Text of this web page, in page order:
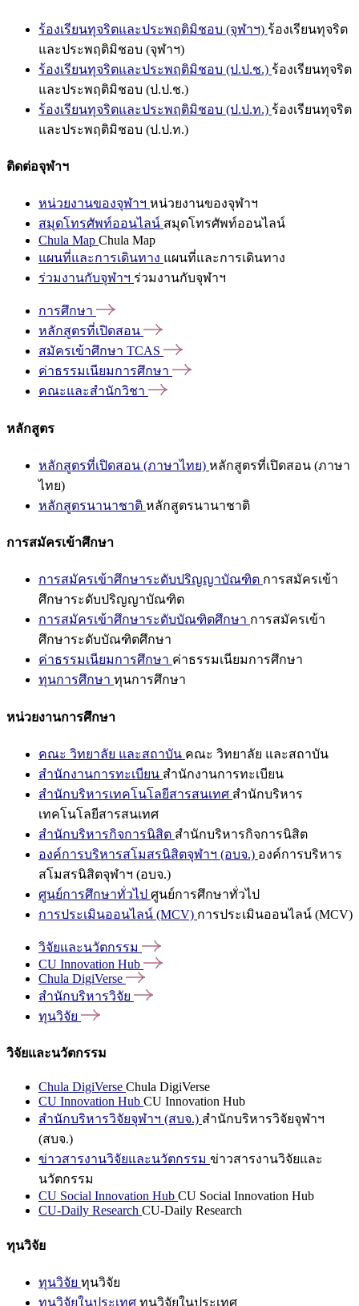
ร้องเรียนทุจริตและประพฤติมิชอบ (จุฬาฯ) ร้องเรียนทุจริต
และประพฤติมิชอบ (จุฬาฯ)
ร้องเรียนทุจริตและประพฤติมิชอบ (ป.ป.ช.) ร้องเรียนทุจริต
และประพฤติมิชอบ (ป.ป.ช.)
ร้องเรียนทุจริตและประพฤติมิชอบ (ป.ป.ท.) ร้องเรียนทุจริต
และประพฤติมิชอบ (ป.ป.ท.)
ติดต่อจุฬาฯ
หน่วยงานของจุฬาฯ หน่วยงานของจุฬาฯ
สมุดโทรศัพท์ออนไลน์ สมุดโทรศัพท์ออนไลน์
Chula Map Chula Map
แผนที่และการเดินทาง แผนที่และการเดินทาง
ร่วมงานกับจุฬาฯ ร่วมงานกับจุฬาฯ
การศึกษา
หลักสูตรที่เปิดสอน
สมัครเข้าศึกษา TCAS
ค่าธรรมเนียมการศึกษา
คณะและสำนักวิชา
หลักสูตร
หลักสูตรที่เปิดสอน (ภาษาไทย) หลักสูตรที่เปิดสอน (ภาษา
ไทย)
หลักสูตรนานาชาติ หลักสูตรนานาชาติ
การสมัครเข้าศึกษา
การสมัครเข้าศึกษาระดับปริญญาบัณฑิต การสมัครเข้า
ศึกษาระดับปริญญาบัณฑิต
การสมัครเข้าศึกษาระดับบัณฑิตศึกษา การสมัครเข้า
ศึกษาระดับบัณฑิตศึกษา
ค่าธรรมเนียมการศึกษา ค่าธรรมเนียมการศึกษา
ทุนการศึกษา ทุนการศึกษา
หน่วยงานการศึกษา
คณะ วิทยาลัย และสถาบัน คณะ วิทยาลัย และสถาบัน
สำนักงานการทะเบียน สำนักงานการทะเบียน
สำนักบริหารเทคโนโลยีสารสนเทศ สำนักบริหาร
เทคโนโลยีสารสนเทศ
สำนักบริหารกิจการนิสิต สำนักบริหารกิจการนิสิต
องค์การบริหารสโมสรนิสิตจุฬาฯ (อบจ.) องค์การบริหาร
สโมสรนิสิตจุฬาฯ (อบจ.)
ศูนย์การศึกษาทั่วไป ศูนย์การศึกษาทั่วไป
การประเมินออนไลน์ (MCV) การประเมินออนไลน์ (MCV)
วิจัยและนวัตกรรม
CU Innovation Hub
Chula DigiVerse
สำนักบริหารวิจัย
ทุนวิจัย
วิจัยและนวัตกรรม
Chula DigiVerse Chula DigiVerse
CU Innovation Hub CU Innovation Hub
สำนักบริหารวิจัยจุฬาฯ (สบจ.) สำนักบริหารวิจัยจุฬาฯ
(สบจ.)
ข่าวสารงานวิจัยและนวัตกรรม ข่าวสารงานวิจัยและ
นวัตกรรม
CU Social Innovation Hub CU Social Innovation Hub
CU-Daily Research CU-Daily Research
ทุนวิจัย
ทุนวิจัย ทุนวิจัย
ทุนวิจัยในประเทศ ทุนวิจัยในประเทศ